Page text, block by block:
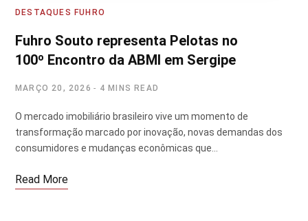
DESTAQUES FUHRO
Fuhro Souto representa Pelotas no
100º Encontro da ABMI em Sergipe
MARÇO 20, 2026 4 MINS READ
O mercado imobiliário brasileiro vive um momento de
transformação marcado por inovação, novas demandas dos
consumidores e mudanças econômicas que…
Read More